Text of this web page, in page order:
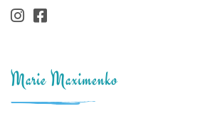
Marie Maximenko